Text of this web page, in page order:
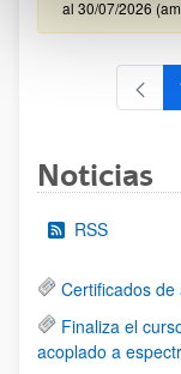
al 30/07/2026
Noticias
RSS
Certificados
Finaliza el
acoplado a